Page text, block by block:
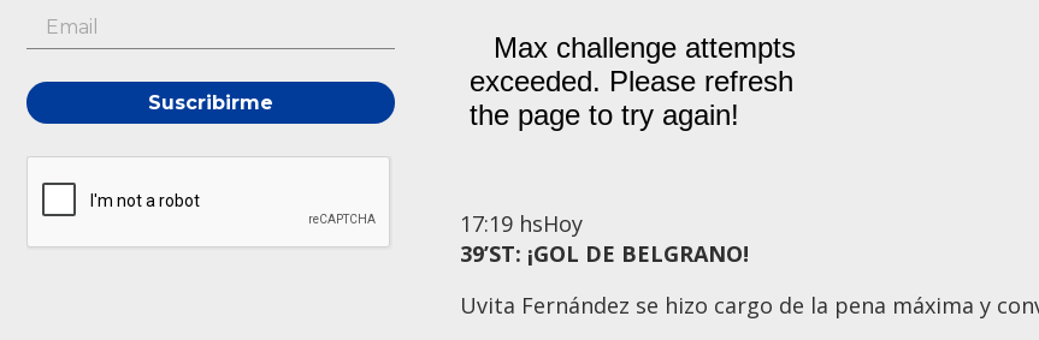
17:19 hsHoy
39’ST: ¡GOL DE BELGRANO!
Uvita Fernández se hizo cargo de la pena máxima y
Suscribirme